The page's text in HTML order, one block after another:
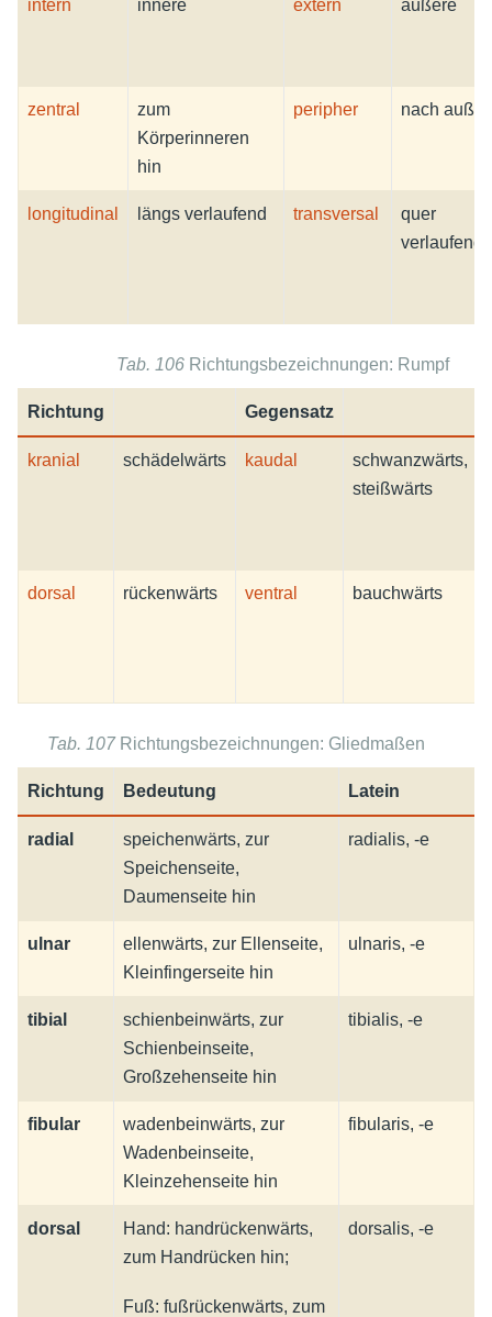
intern innere extern äußere
zentral
zum
Körperinneren
hin
peripher nach
longitudinal längs verlaufend transversal
quer
verlaufend
Tab. 106 Richtungsbezeichnungen: Rumpf
Richtung Gegensatz
kranial schädelwärts kaudal
schwanzwärts,
steißwärts
dorsal rückenwärts ventral bauchwärts
Tab. 107 Richtungsbezeichnungen: Gliedmaßen
Richtung Bedeutung Latein
radial
speichenwärts, zur
Speichenseite,
Daumenseite hin
radialis, -e
ulnar
ellenwärts, zur Ellenseite,
Kleinfingerseite hin
ulnaris, -e
tibial
schienbeinwärts, zur
Schienbeinseite,
Großzehenseite hin
tibialis, -e
fibular
wadenbeinwärts, zur
Wadenbeinseite,
Kleinzehenseite hin
fibularis, -e
dorsal
Hand: handrückenwärts,
zum Handrücken hin;
Fuß: fußrückenwärts, zum
dorsalis, -e